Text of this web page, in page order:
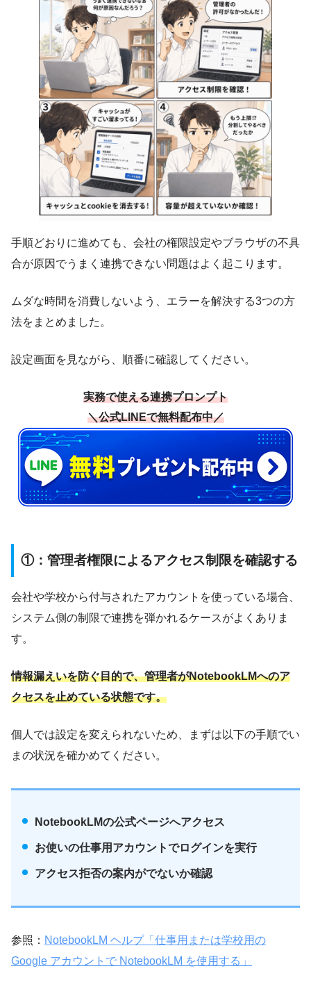
手順どおりに進めても、会社の権限設定やブラウザの不具
合が原因でうまく連携できない問題はよく起こります。
ムダな時間を消費しないよう、エラーを解決する3つの方
法をまとめました。
設定画面を見ながら、順番に確認してください。
実務で使える連携プロンプト
＼公式LINEで無料配布中／
①：管理者権限によるアクセス制限を確認する
会社や学校から付与されたアカウントを使っている場合、
システム側の制限で連携を弾かれるケースがよくありま
す。
情報漏えいを防ぐ目的で、管理者がNotebookLMへのア
クセスを止めている状態です。
個人では設定を変えられないため、まずは以下の手順でい
まの状況を確かめてください。
NotebookLMの公式ページへアクセス
お使いの仕事用アカウントでログインを実行
アクセス拒否の案内がでないか確認
参照： NotebookLM ヘルプ「仕事用または学校用の
Google アカウントで NotebookLM を使用する」